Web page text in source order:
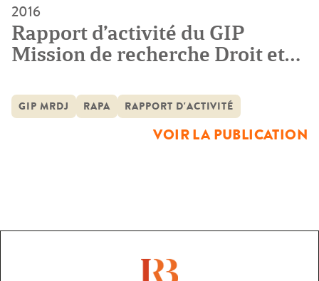
2016
Rapport d’activité du GIP
Mission de recherche Droit et
GIP MRDJ RAPA RAPPORT D'ACTIVITÉ
VOIR LA PUBLICATION